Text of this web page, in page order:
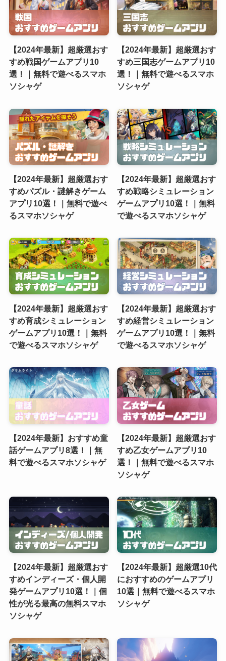
【2024年最新】超厳選おす
すめ戦国ゲームアプリ10
選！｜無料で遊べるスマホ
ソシャゲ
【2024年最新】超厳選おす
すめ三国志ゲームアプリ10
選！｜無料で遊べるスマホ
ソシャゲ
【2024年最新】超厳選おす
すめパズル・謎解きゲーム
アプリ10選！｜無料で遊べ
るスマホソシャゲ
【2024年最新】超厳選おす
すめ戦略シミュレーション
ゲームアプリ10選！｜無料
で遊べるスマホソシャゲ
【2024年最新】超厳選おす
すめ育成シミュレーション
ゲームアプリ10選！｜無料
で遊べるスマホソシャゲ
【2024年最新】超厳選おす
すめ経営シミュレーション
ゲームアプリ10選！｜無料
で遊べるスマホソシャゲ
【2024年最新】おすすめ童
話ゲームアプリ8選！｜無
料で遊べるスマホソシャゲ
【2024年最新】超厳選おす
すめ乙女ゲームアプリ10
選！｜無料で遊べるスマホ
ソシャゲ
【2024年最新】超厳選おす
すめインディーズ・個人開
発ゲームアプリ10選！｜個
性が光る最高の無料スマホ
ソシャゲ
【2024年最新】超厳選10代
におすすめのゲームアプリ
10選｜無料で遊べるスマホ
ソシャゲ